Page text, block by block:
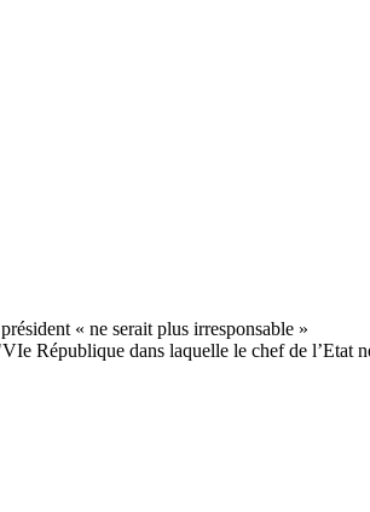
République dans laquelle le chef de l’Etat